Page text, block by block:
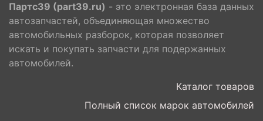
Партс39 (part39.ru) - это электронная база данных
автозапчастей, объединяющая множество
автомобильных разборок, которая позволяет
искать и покупать запчасти для подержанных
автомобилей.
Каталог товаров
Полный список марок автомобилей